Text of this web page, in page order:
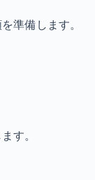
準備します。
す。